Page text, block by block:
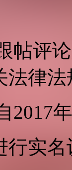
帖评
法律
2017
行实名